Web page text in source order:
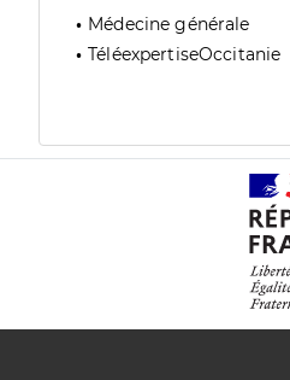
Médecine générale
TéléexpertiseOccitanie